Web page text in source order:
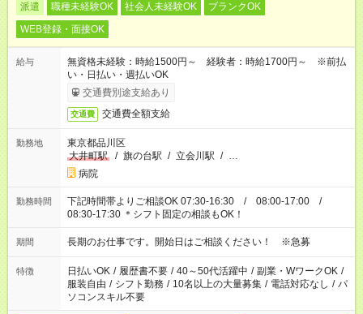
派遣 職種未経験OK 社会人未経験OK
ブランクOK
WEB登録・面接OK
給与
無資格未経験：時給1500円～ 経験者：時給1700円～ ※前払
い・日払い・週払いOK
交通費別途支給あり
交通費 交通費全額支給
勤務地
東京都品川区
大井町駅
/ 旗の台駅 / 立会川駅 / …
病院
勤務時間
下記時間帯よりご相談OK 07:30-16:30 / 08:00-17:00 /
08:30-17:30 ＊シフト固定の相談もOK！
期間 長期のお仕事です。開始日はご相談ください！ ※急募
特徴 日払いOK / 履歴書不要 / 40～50代活躍中 / 副業・WワークOK /
服装自由 / シフト勤務 / 10名以上の大量募集 / 電話対応なし / パ
ソコンスキル不要